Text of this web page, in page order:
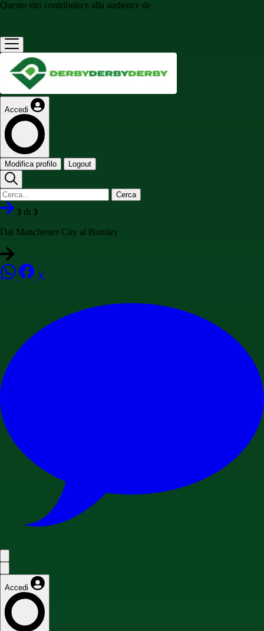
Questo sito contribuisce alla audience de
Accedi
Modifica profilo Logout
Cerca
3 di 3
Dal Manchester City al Burnley
Accedi